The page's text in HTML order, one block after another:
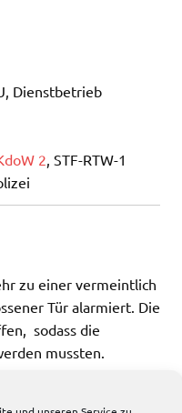
Dienstbetrieb
2 , STF-RTW-1
zu einer vermeintlich
Tür alarmiert. Die
sodass die
mussten.